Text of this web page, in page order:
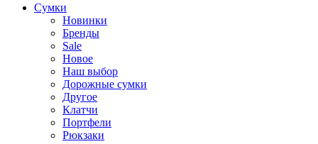
Cумки
Новинки
Бренды
Sale
Новое
Наш выбор
Дорожные сумки
Другое
Клатчи
Портфели
Рюкзаки